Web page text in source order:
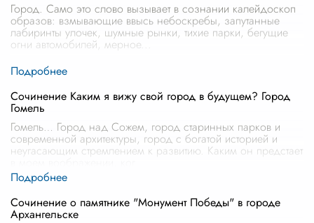
Город. Само это слово вызывает в сознании калейдоскоп
образов: взмывающие ввысь небоскребы, запутанные
лабиринты улочек, шумные рынки, тихие парки, бегущие
огни автомобилей, мерное
Сочинение Каким я вижу свой город в будущем? Город
Гомель
Гомель… Город над Сожем, город старинных парков и
современной архитектуры, город с богатой историей и
неугасающим стремлением к развитию. Каким он предстает
Сочинение о памятнике "Монумент Победы" в городе
Архангельске